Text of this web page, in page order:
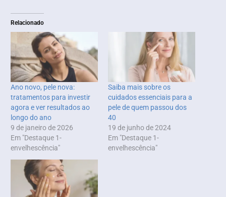
Relacionado
Ano novo, pele nova:
tratamentos para investir
agora e ver resultados ao
longo do ano
9 de janeiro de 2026
Em "Destaque 1-
envelhescência"
Saiba mais sobre os
cuidados essenciais para a
pele de quem passou dos
40
19 de junho de 2024
Em "Destaque 1-
envelhescência"